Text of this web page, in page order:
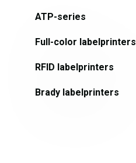
ATP-series
Full-color labelprinters
RFID labelprinters
Brady labelprinters